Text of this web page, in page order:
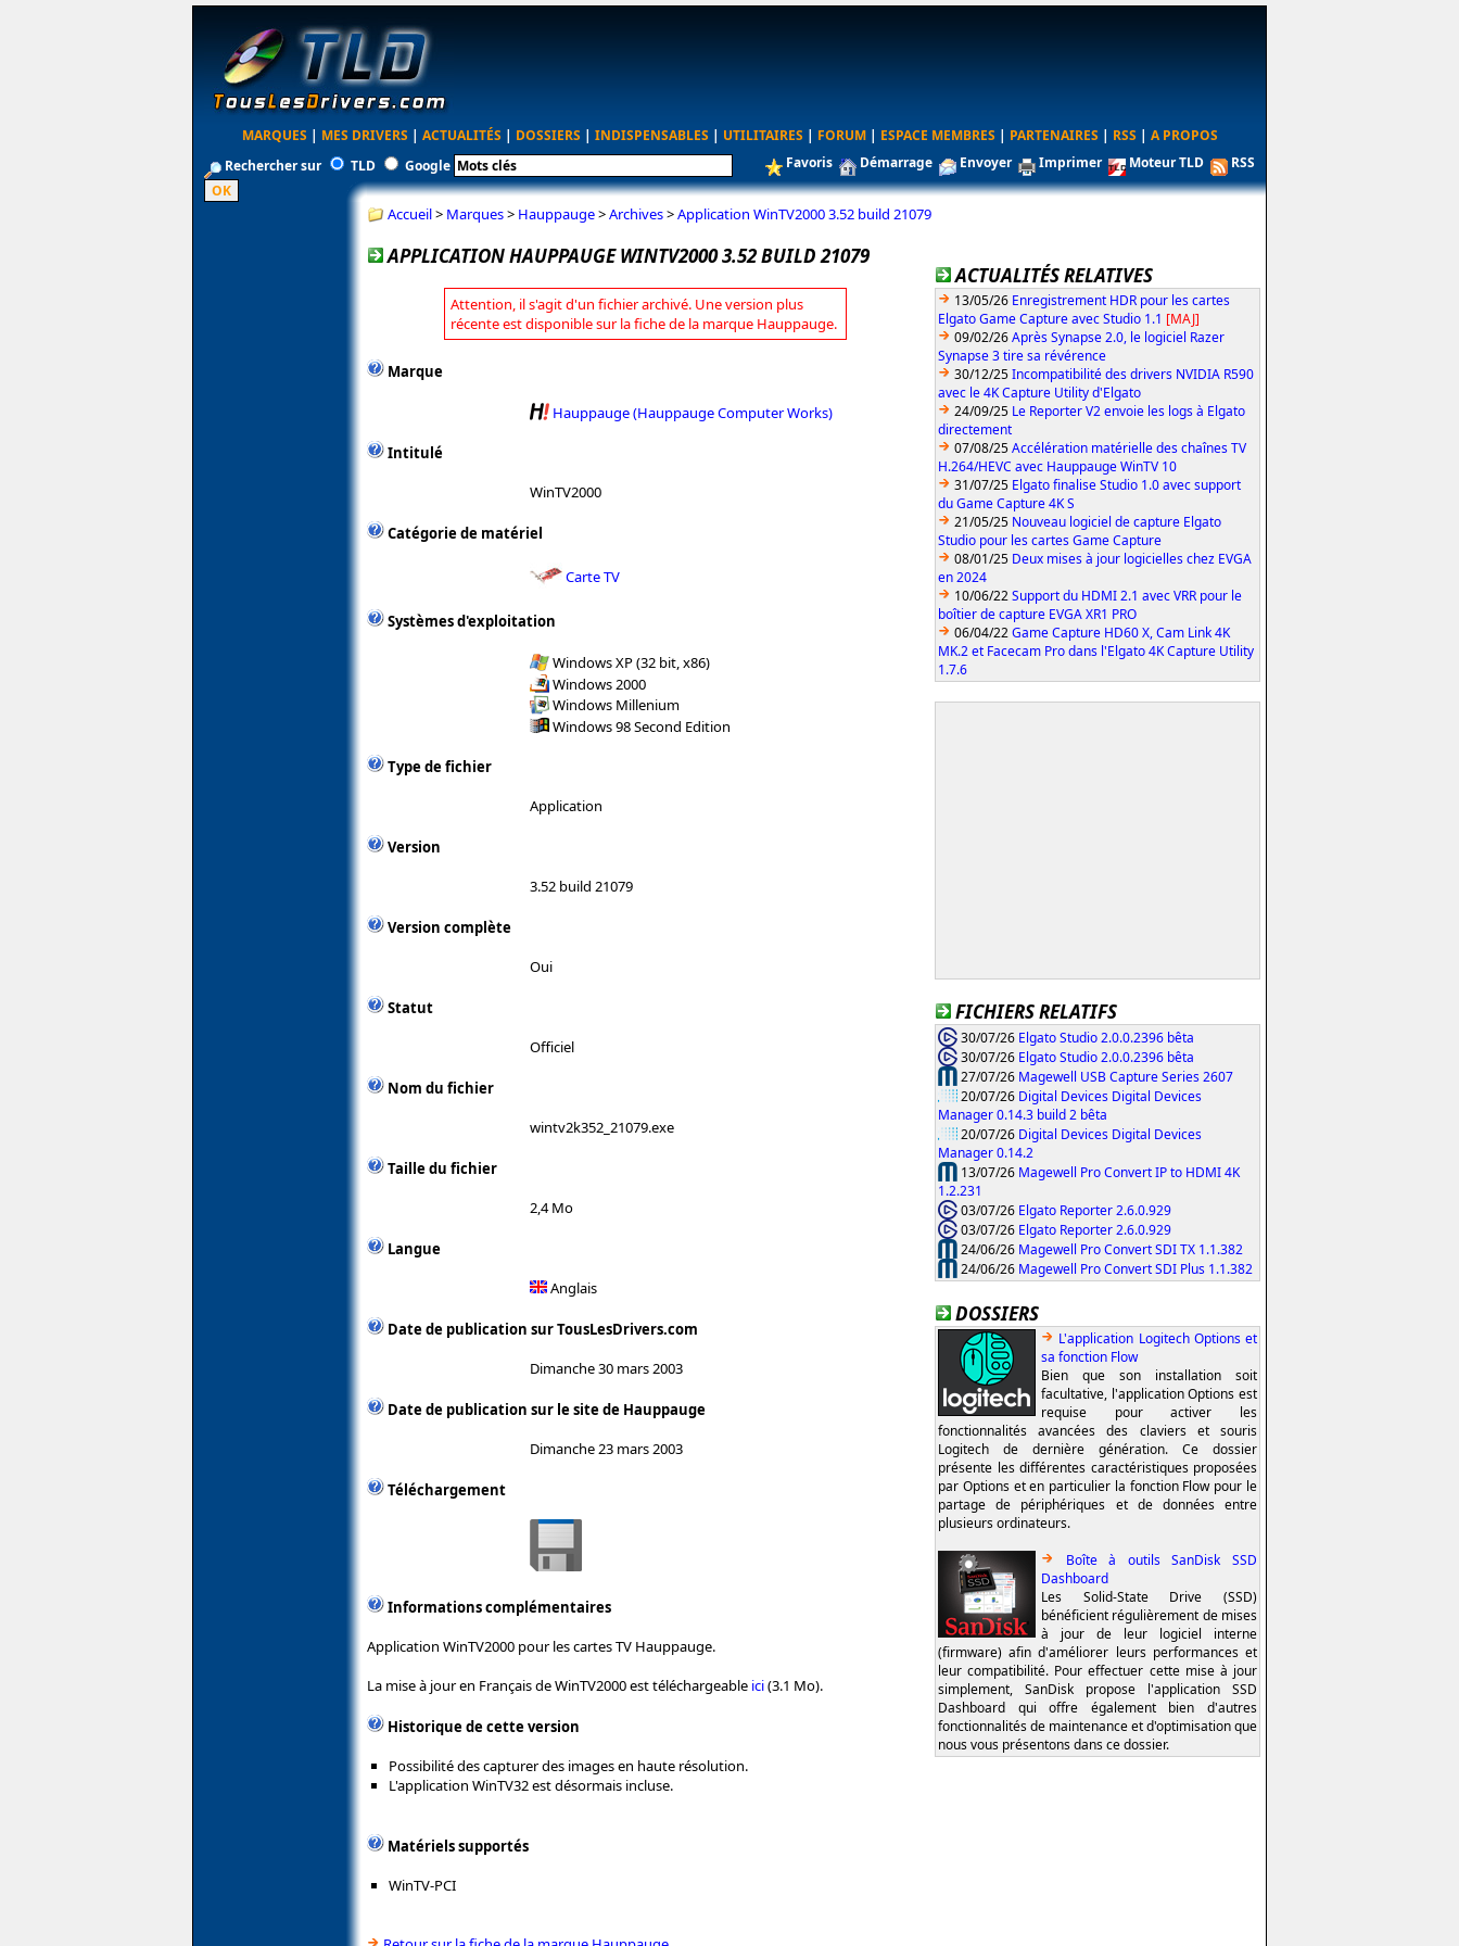
MARQUES | MES DRIVERS | ACTUALITÉS | DOSSIERS | INDISPENSABLES | UTILITAIRES | FORUM | ESPACE MEMBRES | PARTENAIRES | RSS | A PROPOS
Rechercher sur
TLD Google Favoris Démarrage Envoyer Imprimer Moteur TLD RSS
Accueil> Marques> Hauppauge>Archives>Application WinTV2000 3.52 build 21079
APPLICATION HAUPPAUGE WINTV2000 3.52 BUILD 21079
Attention, il s'agit d'un fichier archivé. Une version plus
récente est disponible sur la fiche de la marque Hauppauge.
Marque
Hauppauge (Hauppauge Computer Works)
Intitulé
WinTV2000
Catégorie de matériel
Carte TV
Systèmes d'exploitation
Windows XP (32 bit, x86)
Windows 2000
Windows Millenium
Windows 98 Second Edition
Type de fichier
Application
Version
3.52 build 21079
Version complète
Oui
Statut
Officiel
Nom du fichier
wintv2k352_21079.exe
Taille du fichier
2,4 Mo
Langue
Anglais
Date de publication sur TousLesDrivers.com
Dimanche 30 mars 2003
Date de publication sur le site de Hauppauge
Dimanche 23 mars 2003
Téléchargement
Informations complémentaires
Application WinTV2000 pour les cartes TV Hauppauge.
La mise à jour en Français de WinTV2000 est téléchargeable ici(3.1 Mo).
Historique de cette version
Possibilité des capturer des images en haute résolution.
L'application WinTV32 est désormais incluse.
Matériels supportés
WinTV-PCI
ACTUALITÉS RELATIVES
13/05/26 Enregistrement HDR pour les cartes
Elgato Game Capture avec Studio 1.1 [MAJ]
09/02/26Après Synapse 2.0, le logiciel Razer
Synapse 3 tire sa révérence
30/12/25Incompatibilité des drivers NVIDIA R590
avec le 4K Capture Utility d'Elgato
24/09/25 Le Reporter V2 envoie les logs à Elgato
directement
07/08/25Accélération matérielle des chaînes TV
H.264/HEVC avec Hauppauge WinTV 10
31/07/25 Elgato finalise Studio 1.0 avec support
du Game Capture 4K S
21/05/25 Nouveau logiciel de capture Elgato
Studio pour les cartes Game Capture
08/01/25 Deux mises à jour logicielles chez EVGA
en 2024
10/06/22Support du HDMI 2.1 avec VRR pour le
boîtier de capture EVGA XR1 PRO
06/04/22Game Capture HD60 X, Cam Link 4K
MK.2 et Facecam Pro dans l'Elgato 4K Capture Utility
1.7.6
FICHIERS RELATIFS
30/07/26 Elgato Studio 2.0.0.2396 bêta
30/07/26 Elgato Studio 2.0.0.2396 bêta
27/07/26 Magewell USB Capture Series 2607
20/07/26 Digital Devices Digital Devices
Manager 0.14.3 build 2 bêta
20/07/26 Digital Devices Digital Devices
Manager 0.14.2
13/07/26 Magewell Pro Convert IP to HDMI 4K
1.2.231
03/07/26 Elgato Reporter 2.6.0.929
03/07/26 Elgato Reporter 2.6.0.929
24/06/26 Magewell Pro Convert SDI TX 1.1.382
24/06/26 Magewell Pro Convert SDI Plus 1.1.382
DOSSIERS
L'application Logitech Options et
sa fonction Flow
Bien que son installation soit
facultative, l'application Options est
requise pour activer les
fonctionnalités avancées des claviers et souris
Logitech de dernière génération. Ce dossier
présente les différentes caractéristiques proposées
par Options et en particulier la fonction Flow pour le
partage de périphériques et de données entre
plusieurs ordinateurs.
Boîte à outils SanDisk SSD
Dashboard
Les Solid-State Drive (SSD)
bénéficient régulièrement de mises
à jour de leur logiciel interne
(firmware) afin d'améliorer leurs performances et
leur compatibilité. Pour effectuer cette mise à jour
simplement, SanDisk propose l'application SSD
Dashboard qui offre également bien d'autres
fonctionnalités de maintenance et d'optimisation que
nous vous présentons dans ce dossier.